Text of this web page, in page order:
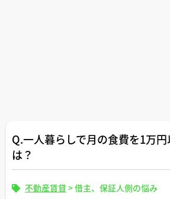
Q.一人暮らしで月の食費を1万
は？
不動産賃貸 >借主、保証人側の悩み